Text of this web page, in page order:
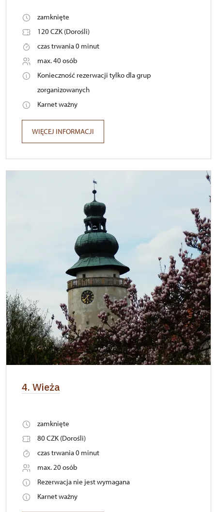
zamknięte
120 CZK (Dorośli)
czas trwania 0 minut
max. 40 osób
Konieczność rezerwacji tylko dla grup
zorganizowanych
Karnet ważny
WIĘCEJ INFORMACJI
4. Wieża
zamknięte
80 CZK (Dorośli)
czas trwania 0 minut
max. 20 osób
Rezerwacja nie jest wymagana
Karnet ważny